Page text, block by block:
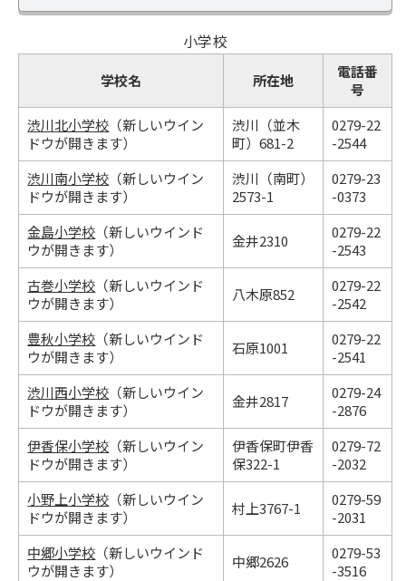
小学校
学校名 所在地
電話番
号
渋川北小学校 （新しいウイン
ドウが開きます）
渋川（並木
町）681-2
0279-22
-2544
渋川南小学校 （新しいウイン
ドウが開きます）
渋川（南町）
2573-1
0279-23
-0373
金島小学校 （新しいウインド
ウが開きます）
金井2310
0279-22
-2543
古巻小学校 （新しいウインド
ウが開きます）
八木原852
0279-22
-2542
豊秋小学校 （新しいウインド
ウが開きます）
石原1001
0279-22
-2541
渋川西小学校 （新しいウイン
ドウが開きます）
金井2817
0279-24
-2876
伊香保小学校 （新しいウイン
ドウが開きます）
伊香保町伊香
保322-1
0279-72
-2032
小野上小学校 （新しいウイン
ドウが開きます）
村上3767-1
0279-59
-2031
中郷小学校 （新しいウインド
ウが開きます）
中郷2626
0279-53
-3516